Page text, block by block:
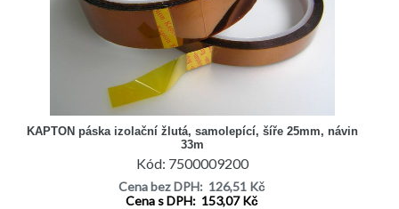
KAPTON páska izolační žlutá, samolepící, šíře 25mm, návin
33m
Kód: 7500009200
Cena bez DPH: 126,51 Kč
Cena s DPH: 153,07 Kč